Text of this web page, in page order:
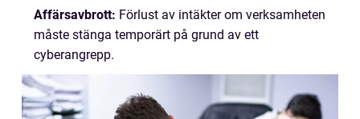
Affärsavbrott: Förlust av intäkter om verksamheten
måste stänga temporärt på grund av ett
cyberangrepp.